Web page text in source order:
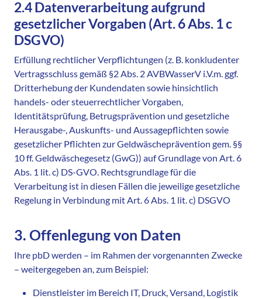
2.4 Datenverarbeitung aufgrund
gesetzlicher Vorgaben (Art. 6 Abs. 1 c
DSGVO)
Erfüllung rechtlicher Verpflichtungen (z. B. konkludenter
Vertragsschluss gemäß §2 Abs. 2 AVBWasserV i.V.m. ggf.
Dritterhebung der Kundendaten sowie hinsichtlich
handels- oder steuerrechtlicher Vorgaben,
Identitätsprüfung, Betrugsprävention und gesetzliche
Herausgabe-, Auskunfts- und Aussagepflichten sowie
gesetzlicher Pflichten zur Geldwäscheprävention gem. §§
10 ff. Geldwäschegesetz (GwG)) auf Grundlage von Art. 6
Abs. 1 lit. c) DS-GVO. Rechtsgrundlage für die
Verarbeitung ist in diesen Fällen die jeweilige gesetzliche
Regelung in Verbindung mit Art. 6 Abs. 1 lit. c) DSGVO
3. Offenlegung von Daten
Ihre pbD werden – im Rahmen der vorgenannten Zwecke
– weitergegeben an, zum Beispiel:
Dienstleister im Bereich IT, Druck, Versand, Logistik